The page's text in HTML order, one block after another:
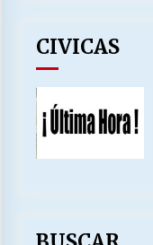
CIVICAS